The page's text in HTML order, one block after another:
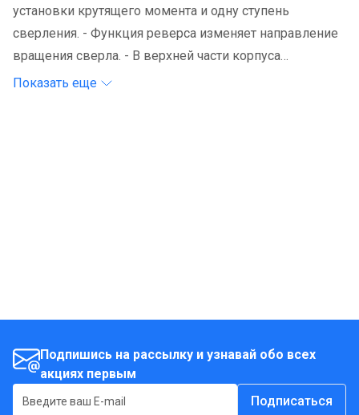
установки крутящего момента и одну ступень
сверления. - Функция реверса изменяет направление
вращения сверла. - В верхней части корпуса
аккумуляторной дрели-шуруповерт DeWalt DCD 734 C2
Показать еще
Подпишись на рассылку и узнавай обо всех
акциях первым
Подписаться